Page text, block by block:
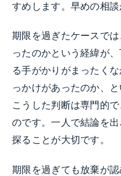
すめします。早めの相談
期限を過ぎたケースで
ったのかという経緯が
る手がかりがまったく
っかけがあったのか、
こうした判断は専門的
のです。一人で結論を
探ることが大切です。
期限を過ぎても放棄が